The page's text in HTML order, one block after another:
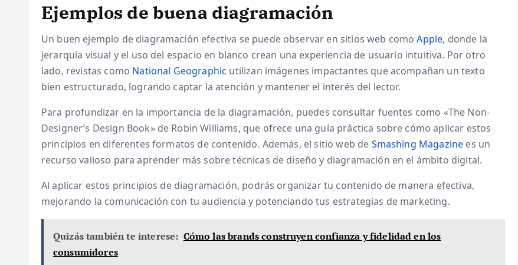
Ejemplos de buena diagramación
Un buen ejemplo de diagramación efectiva se puede observar en sitios web comoApple, donde la
jerarquía visual y el uso del espacio en blanco crean una experiencia de usuario intuitiva. Por otro
lado, revistas como National Geographic utilizan imágenes impactantes que acompañan un texto
bien estructurado, logrando captar la atención y mantener el interés del lector.
Para profundizar en la importancia de la diagramación, puedes consultar fuentes como «The Non-
Designer’s Design Book» de Robin Williams, que ofrece una guía práctica sobre cómo aplicar estos
principios en diferentes formatos de contenido. Además, el sitio web de Smashing Magazine es un
recurso valioso para aprender más sobre técnicas de diseño y diagramación en el ámbito digital.
Al aplicar estos principios de diagramación, podrás organizar tu contenido de manera efectiva,
mejorando la comunicación con tu audiencia y potenciando tus estrategias de marketing.
Quizás también te interese: Cómo las brands construyen confianza y fidelidad en los
consumidores